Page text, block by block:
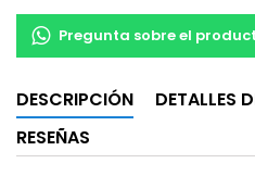
Pregunta sobre el
DESCRIPCIÓN
DETALLES
RESEÑAS